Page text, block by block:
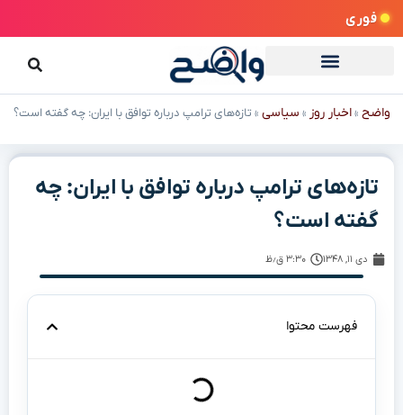
فوری
واضح »اخبار روز » سیاسی » تازه‌های ترامپ درباره توافق با ایران: چه گفته است؟
تازه‌های ترامپ درباره توافق با ایران: چه
گفته است؟
دی ۱۱, ۱۳۴۸ ۳:۳۰ ق٫ظ
فهرست محتوا